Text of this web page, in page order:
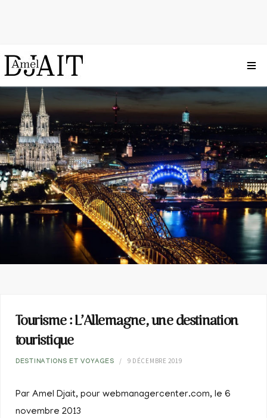
Tourisme : L’Allemagne, une destination
touristique
DESTINATIONS ET VOYAGES 9 DÉCEMBRE 2019
Par Amel Djait, pour webmanagercenter.com, le 6
novembre 2013